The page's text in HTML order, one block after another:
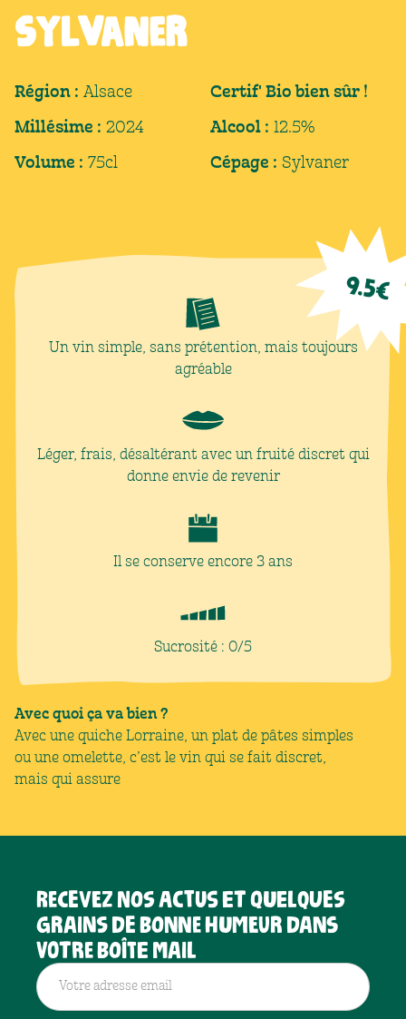
Sylvaner
Région : Alsace
Certif' Bio bien sûr !
Millésime : 2024 Alcool : 12.5%
Volume : 75cl Cépage : Sylvaner
9.5€
Un vin simple, sans prétention, mais toujours
agréable
Léger, frais, désaltérant avec un fruité discret qui
donne envie de revenir
Il se conserve encore 3 ans
Sucrosité : 0/5
Avec quoi ça va bien ?
Avec une quiche Lorraine, un plat de pâtes simples
ou une omelette, c’est le vin qui se fait discret,
mais qui assure
Recevez nos actus et quelques
grains de bonne humeur dans
votre boîte mail